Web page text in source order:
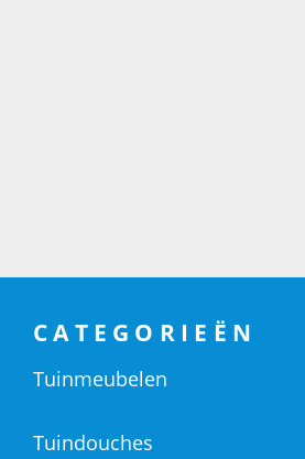
CATEGORIEËN
Tuinmeubelen
Tuindouches